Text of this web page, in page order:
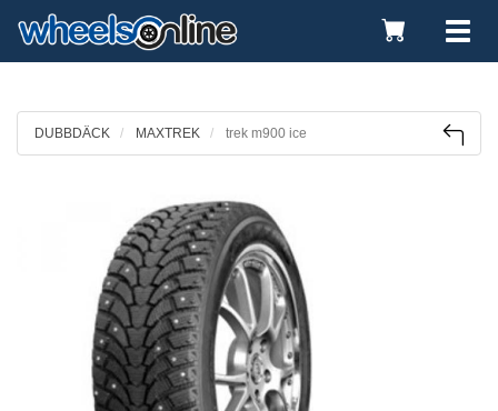
Toggle
Cart
DUBBDÄCK MAXTREK trek m900 ice